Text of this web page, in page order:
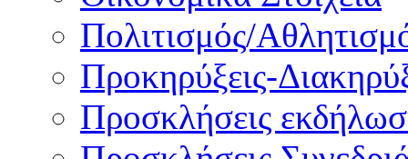
Πολιτισμός/
Προκηρύξεις-
Προσκλήσεις